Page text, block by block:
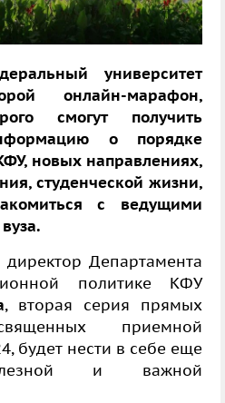
университет
онлайн-марафон,
смогут получить
о порядке
новых направлениях,
студенческой жизни,
с ведущими
директор Департамента
политике КФУ
, вторая серия прямых
приемной
будет нести в себе еще
и важной